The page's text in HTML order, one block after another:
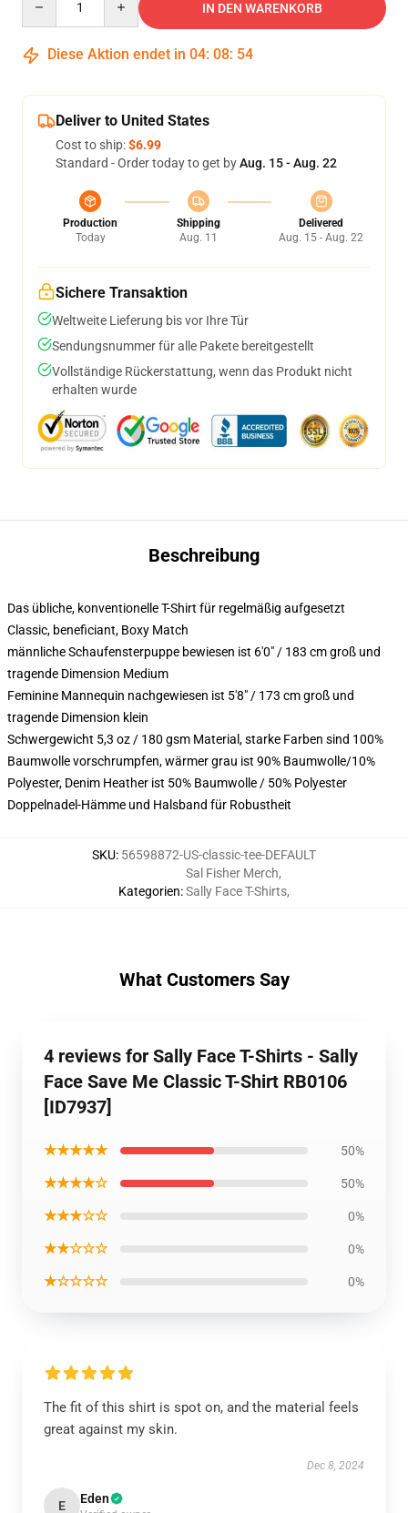
IN DEN WARENKORB
Diese Aktion endet in 04: 08: 53
Deliver to United States
Cost to ship:$6.99
Standard - Order today to get byAug. 15 - Aug. 22
Production
Today
Shipping
Aug. 11
Delivered
Aug. 15 - Aug. 22
Sichere Transaktion
Weltweite Lieferung bis vor Ihre Tür
Sendungsnummer für alle Pakete bereitgestellt
Vollständige Rückerstattung, wenn das Produkt nicht
erhalten wurde
Beschreibung
Das übliche, konventionelle T-Shirt für regelmäßig aufgesetzt
Classic, beneficiant, Boxy Match
männliche Schaufensterpuppe bewiesen ist 6'0" / 183 cm groß und
tragende Dimension Medium
Feminine Mannequin nachgewiesen ist 5'8" / 173 cm groß und
tragende Dimension klein
Schwergewicht 5,3 oz / 180 gsm Material, starke Farben sind 100%
Baumwolle vorschrumpfen, wärmer grau ist 90% Baumwolle/10%
Polyester, Denim Heather ist 50% Baumwolle / 50% Polyester
Doppelnadel-Hämme und Halsband für Robustheit
SKU: 56598872-US-classic-tee-DEFAULT
Kategorien:
Sal Fisher Merch,
Sally Face T-Shirts,
What Customers Say
4 reviews for Sally Face T-Shirts - Sally
Face Save Me Classic T-Shirt RB0106
[ID7937]
★★★★★ 50%
★★★★☆ 50%
★★★☆☆ 0%
★★☆☆☆ 0%
★☆☆☆☆ 0%
The fit of this shirt is spot on, and the material feels
great against my skin.
Dec 8, 2024
E Eden